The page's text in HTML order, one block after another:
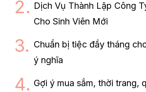
Dịch Vụ Thành Lập Công
Cho Sinh Viên Mới
Chuẩn bị tiệc đầy tháng
ý nghĩa
Gợi ý mua sắm, thời trang,